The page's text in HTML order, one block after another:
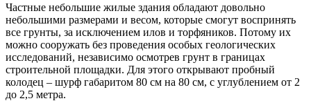
Частные небольшие жилые здания обладают довольно
небольшими размерами и весом, которые смогут воспринять
все грунты, за исключением илов и торфяников. Потому их
можно сооружать без проведения особых геологических
исследований, независимо осмотрев грунт в границах
строительной площадки. Для этого открывают пробный
колодец – шурф габаритом 80 см на 80 см, с углублением от 2
до 2,5 метра.